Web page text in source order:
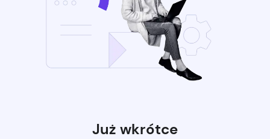
Już wkrótce